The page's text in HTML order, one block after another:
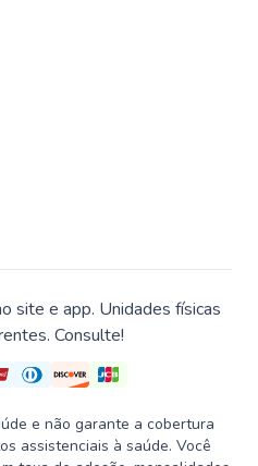
site e app. Unidades físicas
Consulte!
e não garante a cobertura
assistenciais à saúde. Você